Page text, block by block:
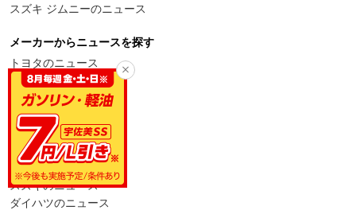
スズキ ジムニーのニュース
メーカーからニュースを探す
トヨタのニュース
レクサスのニュース
日産のニュース
ホンダのニュース
三菱のニュース
マツダのニュース
スバルのニュース
スズキのニュース
ダイハツのニュース